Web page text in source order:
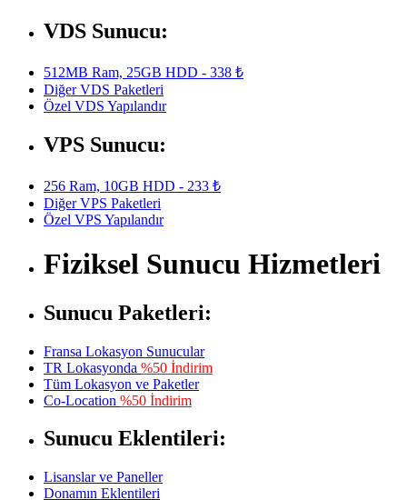
VDS Sunucu:
512MB Ram, 25GB HDD - 338 ₺
Diğer VDS Paketleri
Özel VDS Yapılandır
VPS Sunucu:
256 Ram, 10GB HDD - 233 ₺
Diğer VPS Paketleri
Özel VPS Yapılandır
Fiziksel Sunucu Hizmetleri
Sunucu Paketleri:
Fransa Lokasyon Sunucular
TR Lokasyonda %50 İndirim
Tüm Lokasyon ve Paketler
Co-Location %50 İndirim
Sunucu Eklentileri:
Lisanslar ve Paneller
Donamın Eklentileri